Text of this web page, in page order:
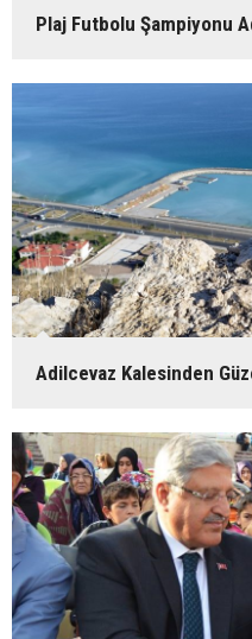
Plaj Futbolu Şampiyonu
Adilcevaz Kalesinden